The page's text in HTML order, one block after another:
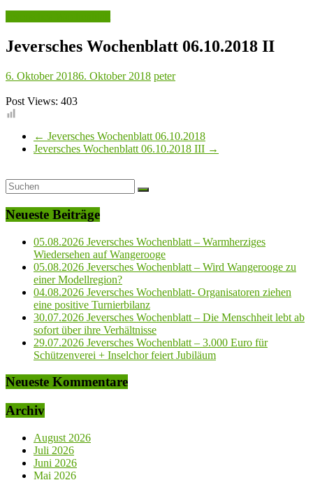
Jeversches Wochenblatt 06.10.2018 II
6. Oktober 20186. Oktober 2018 peter
Post Views: 403
← Jeversches Wochenblatt 06.10.2018
Jeversches Wochenblatt 06.10.2018 III →
Neueste Beiträge
05.08.2026 Jeversches Wochenblatt – Warmherziges
Wiedersehen auf Wangerooge
05.08.2026 Jeversches Wochenblatt – Wird Wangerooge zu
einer Modellregion?
04.08.2026 Jeversches Wochenblatt- Organisatoren ziehen
eine positive Turnierbilanz
30.07.2026 Jeversches Wochenblatt – Die Menschheit lebt ab
sofort über ihre Verhältnisse
29.07.2026 Jeversches Wochenblatt – 3.000 Euro für
Schützenverei + Inselchor feiert Jubiläum
Neueste Kommentare
Archiv
August 2026
Juli 2026
Juni 2026
Mai 2026